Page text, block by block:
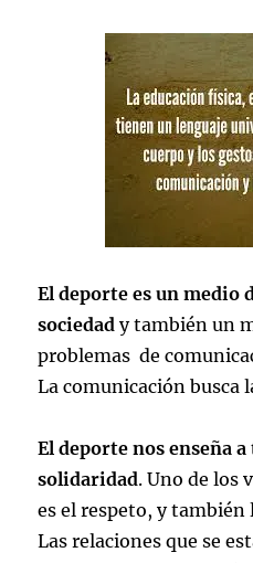
El deporte es un medio
sociedad y también un
problemas de
La comunicación busca
El deporte nos enseña
solidaridad. Uno de los
es el respeto, y
Las relaciones que se